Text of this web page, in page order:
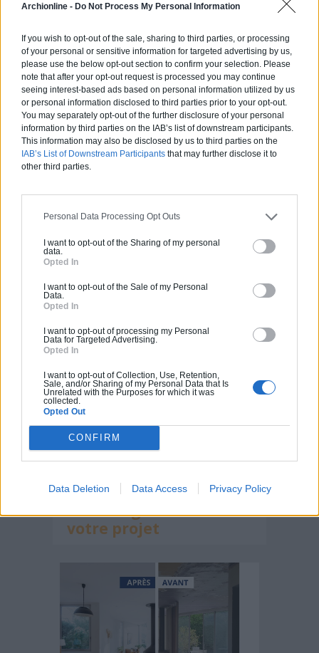
Archionline - Do Not Process My Personal Information
If you wish to opt-out of the sale, sharing to third parties, or processing
of your personal or sensitive information for targeted advertising by us,
please use the below opt-out section to confirm your selection. Please
note that after your opt-out request is processed you may continue
seeing interest-based ads based on personal information utilized by us
or personal information disclosed to third parties prior to your opt-out.
You may separately opt-out of the further disclosure of your personal
information by third parties on the IAB’s list of downstream participants.
This information may also be disclosed by us to third parties on the
IAB’s List of Downstream Participants that may further disclose it to
other third parties.
Personal Data Processing Opt Outs
I want to opt-out of the Sharing of my personal
data.
Opted In
I want to opt-out of the Sale of my Personal
Data.
Opted In
I want to opt-out of processing my Personal
Data for Targeted Advertising.
Opted In
I want to opt-out of Collection, Use, Retention,
Sale, and/or Sharing of my Personal Data that Is
Unrelated with the Purposes for which it was
collected.
Opted Out
CONFIRM
Data Deletion Data Access Privacy Policy
devenir le Lauréat Archionline et ainsi
booster leur activité en un temps
record.
Sur Archionline, vous l’aurez compris,
les architectes ont tout à gagner.
Retrouvez notre espace presse sur
Aucun article similaire.
PARTAGER SUR
[Nouveauté] Faites vos demandes de devis sur Archionline !
Estimez gratuitement
votre projet